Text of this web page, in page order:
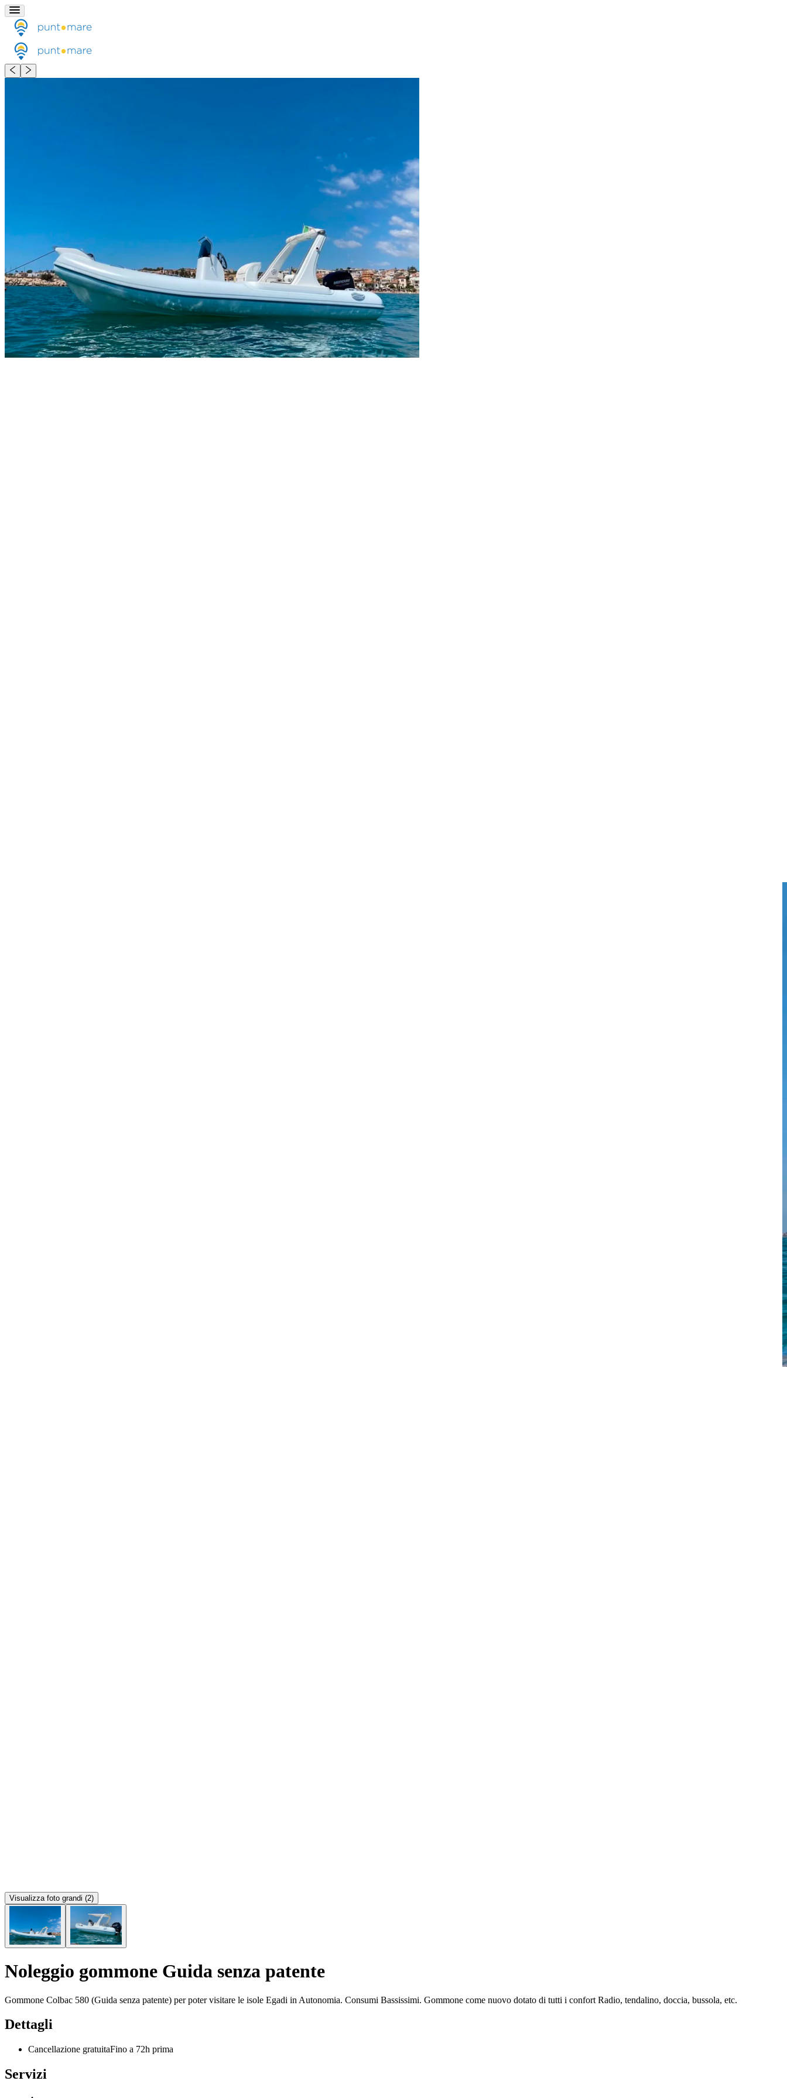
Visualizza foto grandi (2)
Noleggio gommone Guida senza patente
Gommone Colbac 580 (Guida senza patente) per poter visitare le isole Egadi in Autonomia. Consumi Bassissimi. Gommone come nuovo dotato di tutti i confort Radio, tendalino, doccia, bussola, etc.
Dettagli
Cancellazione gratuitaFino a 72h prima
Servizi